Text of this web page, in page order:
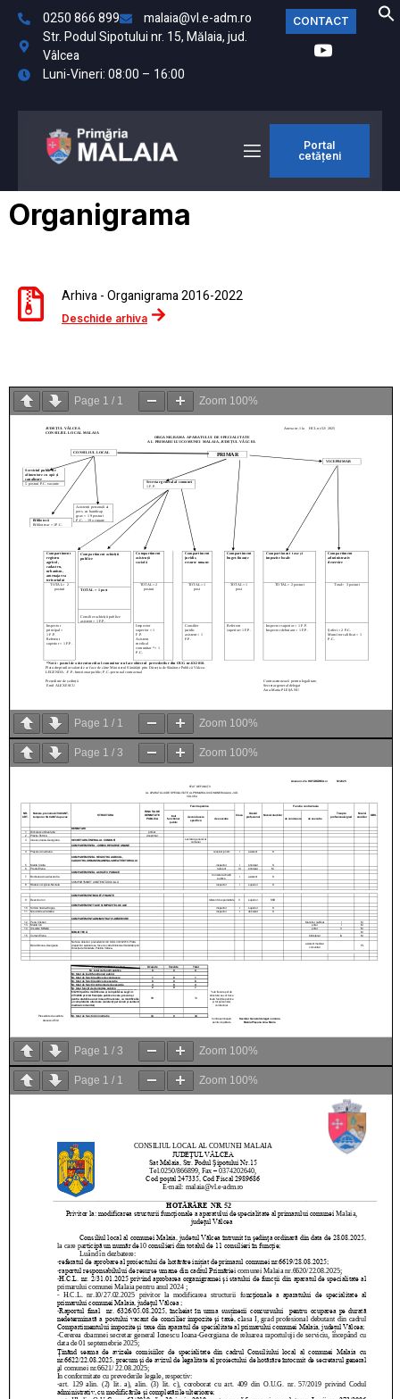
0250 866 899
malaia@vl.e-adm.ro
Str. Podul Sipotului nr. 15, Mălaia, jud.
Vâlcea
Luni-Vineri: 08:00 – 16:00
CONTACT
Portal
cetățeni
Organigrama
Arhiva - Organigrama 2016-2022
Deschide arhiva
Page 1 / 1 Zoom 100%
Page 1 / 1 Zoom 100%
Page 1 / 3 Zoom 100%
Page 1 / 3 Zoom 100%
Page 1 / 1 Zoom 100%